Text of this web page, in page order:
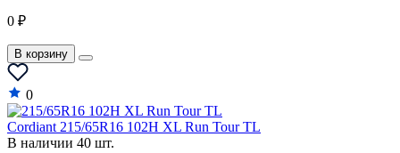
Maybach
McLaren
Mercedes-Benz
0 ₽
В корзину
0
Cordiant 215/65R16 102H XL Run Tour TL
В наличии 40 шт.